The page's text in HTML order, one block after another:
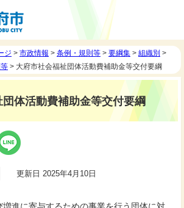
ジ > 市政情報 > 条例・規則等 > 要綱集 > 組織別 >
> 大府市社会福祉団体活動費補助金等交付要綱
体活動費補助金等交付要綱
更新日 2025年4月10日